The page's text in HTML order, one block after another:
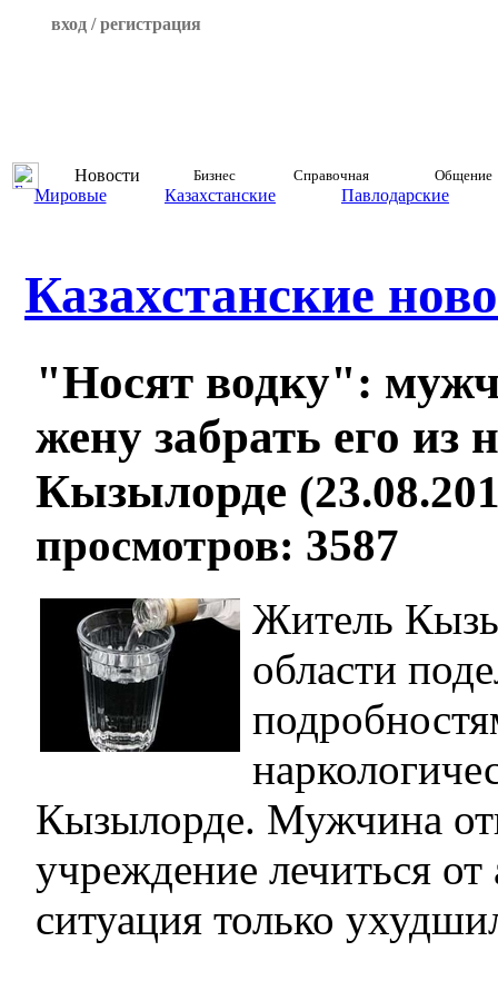
вход / регистрация
Новости Бизнес Справочная Общение
Мировые Казахстанские Павлодарские
Казахстанские
"Носят водку":
жену забрать его из
Кызылорде
просмотров: 3587
Житель
области
Кызылорде. Мужчина
учреждение лечиться от
ситуация только